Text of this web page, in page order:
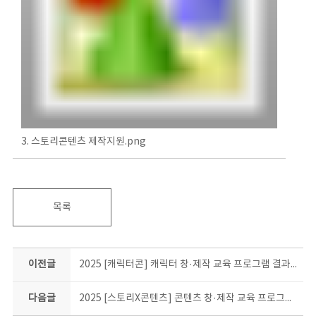
3. 스토리콘텐츠 제작지원.png
목록
이전글 2025 [캐릭터콘] 캐릭터 창·제작 교육 프로그램 결과물 소개
다음글 2025 [스토리X콘텐츠] 콘텐츠 창·제작 교육 프로그램 결과물 소개